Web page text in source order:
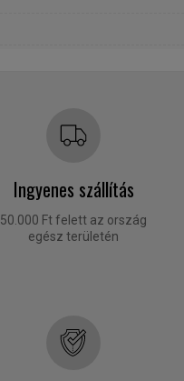
Ingyenes szállítás
50.000 Ft felett az ország
egész területén